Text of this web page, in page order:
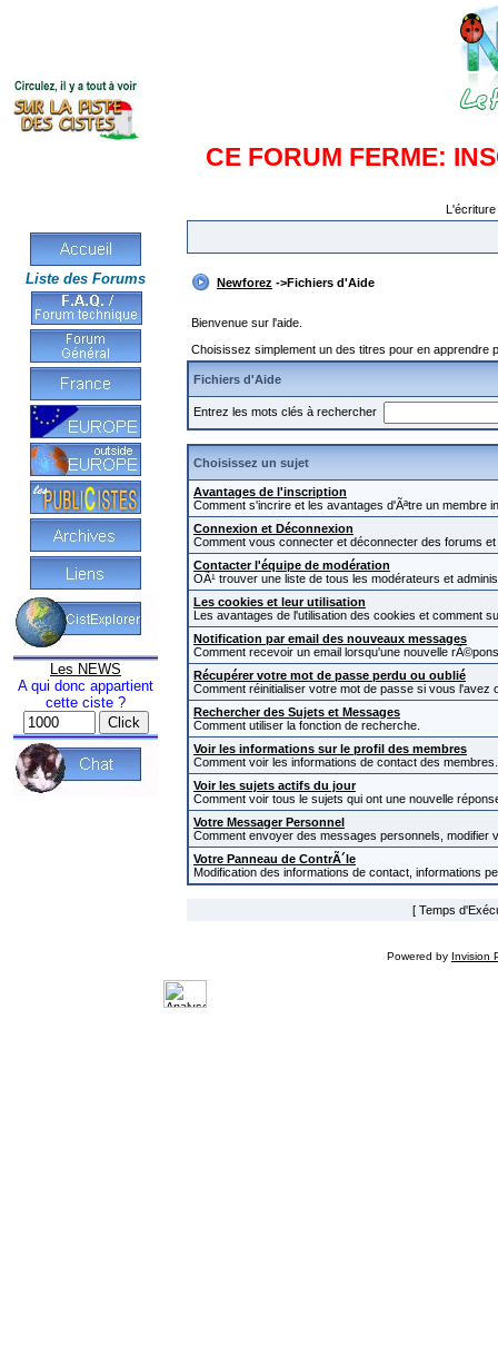
CE FORUM FERME:
Liste des Forums
Les NEWS
A qui donc appartient
cette ciste ?
Newforez ->Fichiers d'Aide
Bienvenue sur l'aide.
Choisissez simplement un des titres pour en
Fichiers d'Aide
Entrez les mots clés à rechercher
Choisissez un sujet
Avantages de l'inscription
Comment s'incrire et les avantages d'Ãªtre un membre
Connexion et Déconnexion
Comment vous connecter et déconnecter des forums
Contacter l'équipe de modération
OÃ¹ trouver une liste de tous les modérateurs et
Les cookies et leur utilisation
Les avantages de l'utilisation des cookies et comment
Notification par email des nouveaux messages
Comment recevoir un email lorsqu'une nouvelle
Récupérer votre mot de passe perdu ou oublié
Comment réinitialiser votre mot de passe si vous l'avez
Rechercher des Sujets et Messages
Comment utiliser la fonction de recherche.
Voir les informations sur le profil des membres
Comment voir les informations de contact des membres.
Voir les sujets actifs du jour
Comment voir tous le sujets qui ont une nouvelle
Votre Messager Personnel
Comment envoyer des messages personnels,
Votre Panneau de ContrÃ´le
Modification des informations de contact, informations
[ Temps
Powered by Invision